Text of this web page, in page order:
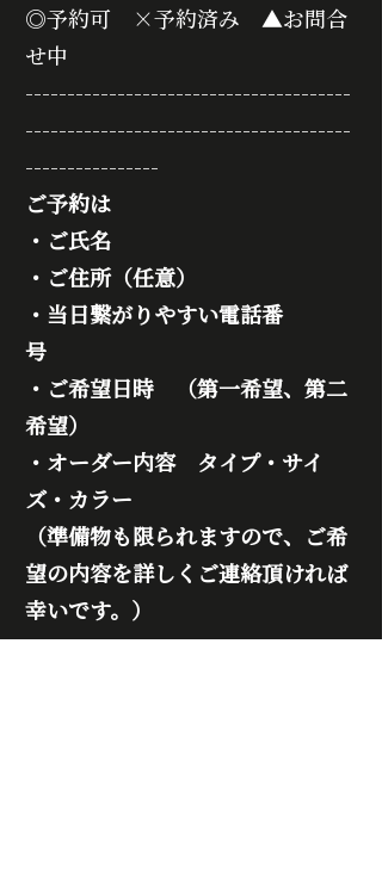
◎予約可　×予約済み　▲お問合
せ中
---------------------------------------
---------------------------------------
----------------
ご予約は
・ご氏名
・ご住所（任意）
・当日繋がりやすい電話番
号
・ご希望日時　（第一希望、第二
希望）
・オーダー内容　タイプ・サイ
ズ・カラー
（準備物も限られますので、ご希
望の内容を詳しくご連絡頂ければ
幸いです。）